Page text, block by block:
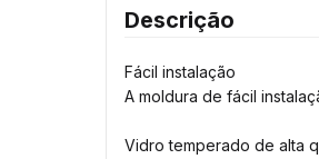
Descrição
Fácil instalação
A moldura de fácil
Vidro temperado de alta